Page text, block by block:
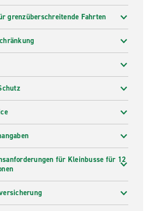
grenzüberschreitende Fahrten
für Kleinbusse für 12